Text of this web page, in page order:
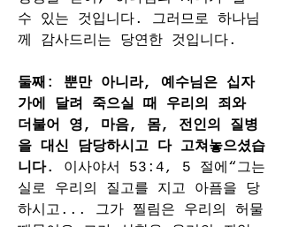
수 있는 것입니다. 그러므로 하나님
께 감사드리는 당연한 것입니다.
둘째: 뿐만 아니라, 예수님은 십자
가에 달려 죽으실 때 우리의 죄와
더불어 영, 마음, 몸, 전인의 질병
을 대신 담당하시고 다 고쳐놓으셨습
니다. 이사야서 53:4, 5 절에“그는
실로 우리의 질고를 지고 아픔을 당
하시고... 그가 찔림은 우리의 허물